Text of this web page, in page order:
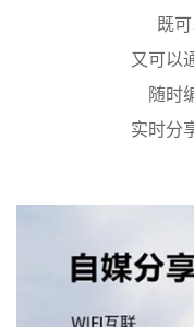
既
又可以
随时
实时分